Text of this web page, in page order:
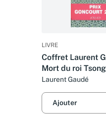
LIVRE
Coffret Laurent
Mort du roi
Soleil des Scorta
Laurent Gaudé
Ajouter